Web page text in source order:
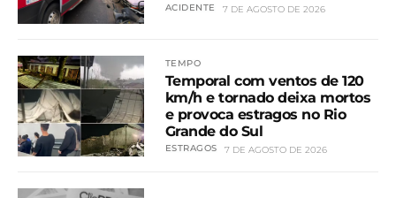
ACIDENTE 7 DE AGOSTO DE 2026
TEMPO
Temporal com ventos de 120
km/h e tornado deixa mortos
e provoca estragos no Rio
Grande do Sul
ESTRAGOS 7 DE AGOSTO DE 2026